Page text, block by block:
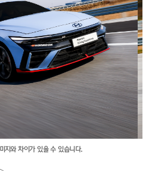
지와 차이가 있을 수 있습니다.